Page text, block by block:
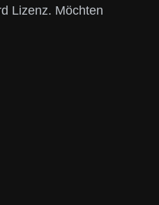
Lizenz. Möchten